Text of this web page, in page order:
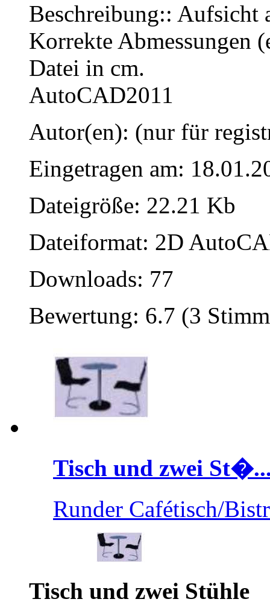
Beschreibung:: Aufsicht
Korrekte Abmessungen
Datei in cm.
AutoCAD2011
Autor(en): (nur für
Eingetragen am:
Dateigröße: 22.21 Kb
Dateiformat: 2D
Downloads: 77
Bewertung: 6.7 (3
Tisch und zwei
Runder Cafétisch/
Tisch und zwei Stühle